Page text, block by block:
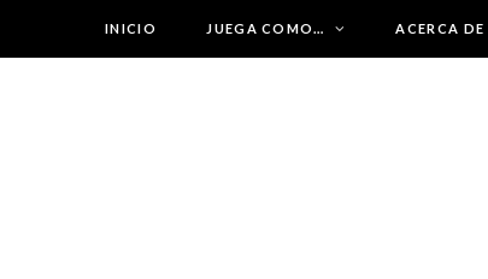
INICIO JUEGA COMO… ACERCA DE